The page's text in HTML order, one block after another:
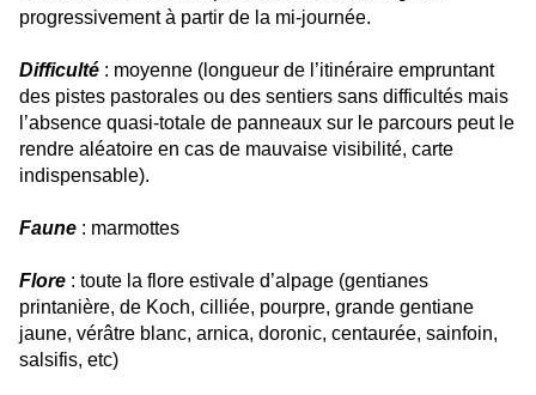
progressivement à partir de la mi-journée.
Difficulté : moyenne (longueur de l’itinéraire empruntant
des pistes pastorales ou des sentiers sans difficultés mais
l’absence quasi-totale de panneaux sur le parcours peut le
rendre aléatoire en cas de mauvaise visibilité, carte
indispensable).
Faune : marmottes
Flore : toute la flore estivale d’alpage (gentianes
printanière, de Koch, cilliée, pourpre, grande gentiane
jaune, vérâtre blanc, arnica, doronic, centaurée, sainfoin,
salsifis, etc)